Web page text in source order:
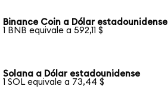
Binance Coin a Dólar estadounidense
1 BNB equivale a 592,11 $
Solana a Dólar estadounidense
1 SOL equivale a 73,44 $